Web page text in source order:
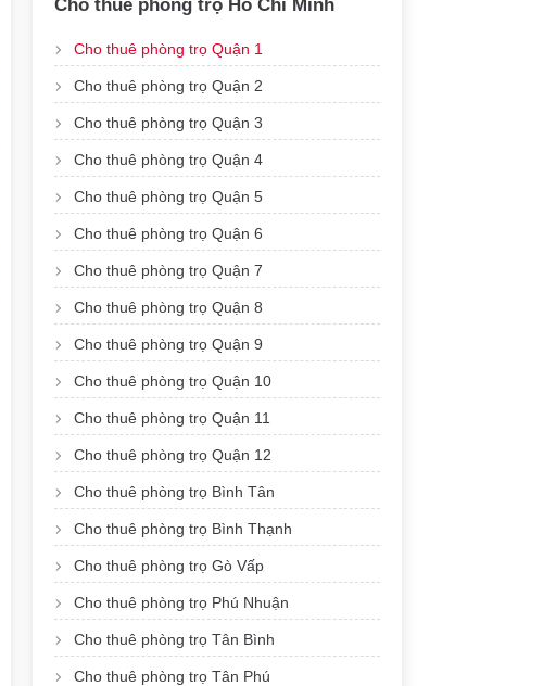
Cho thuê phòng trọ Hồ Chí Minh
Cho thuê phòng trọ Quận 1
Cho thuê phòng trọ Quận 2
Cho thuê phòng trọ Quận 3
Cho thuê phòng trọ Quận 4
Cho thuê phòng trọ Quận 5
Cho thuê phòng trọ Quận 6
Cho thuê phòng trọ Quận 7
Cho thuê phòng trọ Quận 8
Cho thuê phòng trọ Quận 9
Cho thuê phòng trọ Quận 10
Cho thuê phòng trọ Quận 11
Cho thuê phòng trọ Quận 12
Cho thuê phòng trọ Bình Tân
Cho thuê phòng trọ Bình Thạnh
Cho thuê phòng trọ Gò Vấp
Cho thuê phòng trọ Phú Nhuận
Cho thuê phòng trọ Tân Bình
Cho thuê phòng trọ Tân Phú